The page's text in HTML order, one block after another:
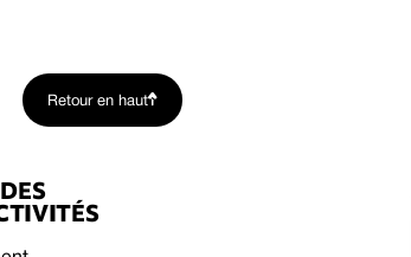
Retour en haut